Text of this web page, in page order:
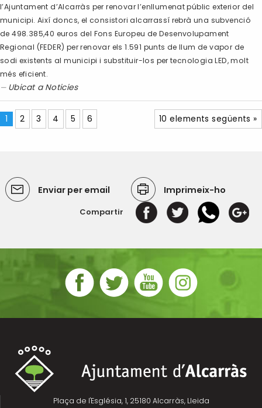
l’Ajuntament d’Alcarràs per renovar l’enllumenat públic exterior del
municipi. Així doncs, el consistori alcarrassí rebrà una subvenció
de 498.385,40 euros del Fons Europeu de Desenvolupament
Regional (FEDER) per renovar els 1.591 punts de llum de vapor de
sodi existents al municipi i substituir-los per tecnologia LED, molt
més eficient.
Ubicat a Noticies
10 elements següents »
1 2 3 4 5 6
Enviar per email Imprimeix-ho
Compartir
Plaça de l'Església, 1, 25180 Alcarràs, Lleida